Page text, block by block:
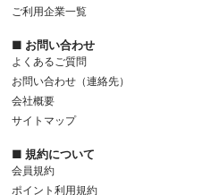
ご利用企業一覧
■ お問い合わせ
よくあるご質問
お問い合わせ（連絡先）
会社概要
サイトマップ
■ 規約について
会員規約
ポイント利用規約